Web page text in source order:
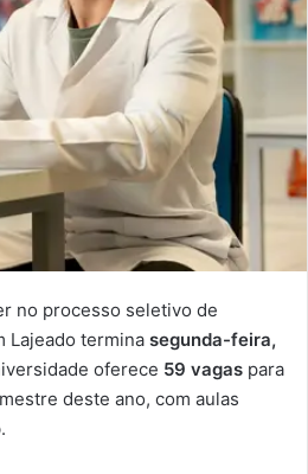
no processo seletivo de
Lajeado termina segunda-feira,
oferece 59 vagas para
deste ano, com aulas
.